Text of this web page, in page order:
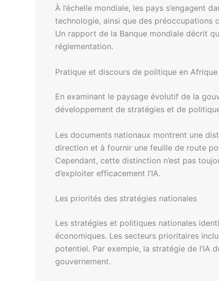
À l’échelle mondiale, les pays s’engagent
technologie, ainsi que des préoccupations
Un rapport de la Banque mondiale décrit
réglementation.
Pratique et discours de politique en Afrique
En examinant le paysage évolutif de la
développement de stratégies et de
Les documents nationaux montrent une
direction et à fournir une feuille de route
Cependant, cette distinction n’est pas
d’exploiter efficacement l’IA.
Les priorités des stratégies nationales
Les stratégies et politiques nationales
économiques. Les secteurs prioritaires
potentiel. Par exemple, la stratégie de l’IA
gouvernement.